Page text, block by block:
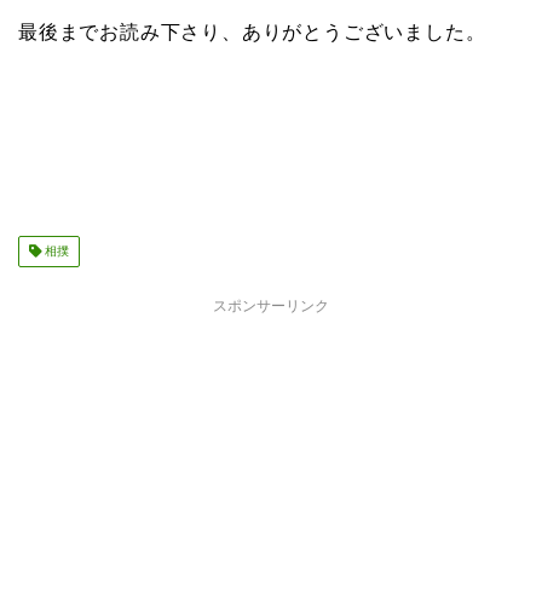
最後までお読み下さり、ありがとうございました。
相撲
スポンサーリンク